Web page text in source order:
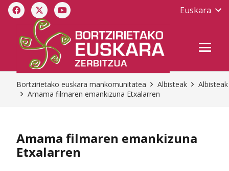
Euskara
Bortzirietako euskara mankomunitatea Albisteak
Albisteak
Amama filmaren emankizuna Etxalarren
Amama filmaren emankizuna
Etxalarren